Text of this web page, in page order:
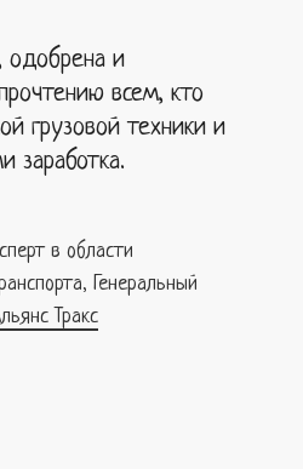
одобрена и
всем, кто
грузовой техники и
заработка.
в области
Генеральный
Тракс